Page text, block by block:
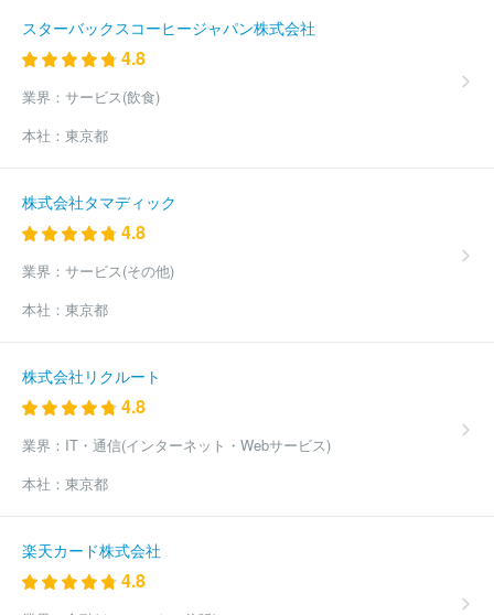
式会社
三菱地所株式会社 東電不動産株式会社
会社
東急不動産株式会社
株式会社青山
メインランド
株式会社スペースライブラリ
会社
株式会社コスモスイニシア
三井不動産レジデンシャル株式会社
株式会社Ａｎｄ Ｄｏホールディングス
東急株式会社
株式会社
サンウッド
株式会社セゾンリアルティ
株式会社テーオーシー
スターバックスコーヒージャパン株式会社
4.8
業界： サービス(飲食)
本社： 東京都
株式会社タマディック
4.8
業界： サービス(その他)
本社： 東京都
株式会社リクルート
4.8
業界： IT・通信(インターネット・Webサービス)
本社： 東京都
楽天カード株式会社
4.8